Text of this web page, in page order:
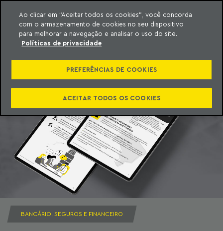
o conteúdo
Machado Meyer
BANCÁRIO, SEGUROS E FINANCEIRO
Ao clicar em “Aceitar todos os cookies”, você concorda
com o armazenamento de cookies no seu dispositivo
para melhorar a navegação e analisar o uso do site.
Políticas de privacidade
PREFERÊNCIAS DE COOKIES
ACEITAR TODOS OS COOKIES